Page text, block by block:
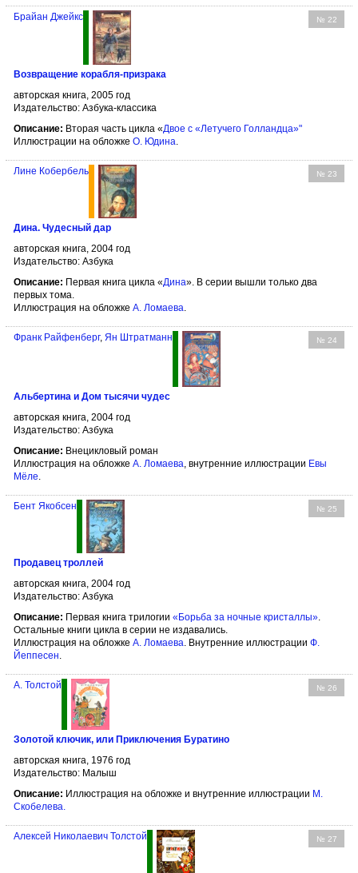
№ 22
Брайан Джейкс
Возвращение корабля-призрака
авторская книга, 2005 год
Издательство: Азбука-классика
Описание: Вторая часть цикла «Двое с «Летучего Голландца»"
Иллюстрации на обложке О. Юдина.
№ 23
Лине Кобербель
Дина. Чудесный дар
авторская книга, 2004 год
Издательство: Азбука
Описание: Первая книга цикла «Дина». В серии вышли только два
первых тома.
Иллюстрация на обложке А. Ломаева.
№ 24
Франк Райфенберг, Ян Штратманн
Альбертина и Дом тысячи чудес
авторская книга, 2004 год
Издательство: Азбука
Описание: Внецикловый роман
Иллюстрация на обложке А. Ломаева, внутренние иллюстрации Евы
Мёле.
№ 25
Бент Якобсен
Продавец троллей
авторская книга, 2004 год
Издательство: Азбука
Описание: Первая книга трилогии «Борьба за ночные кристаллы».
Остальные книги цикла в серии не издавались.
Иллюстрация на обложке А. Ломаева. Внутренние иллюстрации Ф.
Йеппесен.
№ 26
А. Толстой
Золотой ключик, или Приключения Буратино
авторская книга, 1976 год
Издательство: Малыш
Описание: Иллюстрация на обложке и внутренние иллюстрации М.
Скобелева.
№ 27
Алексей Николаевич Толстой